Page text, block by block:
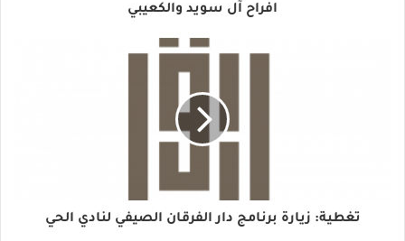
افراح آل سويد والكعيبي
تغطية: زيارة برنامج دار الفرقان الصيفي لنادي الحي